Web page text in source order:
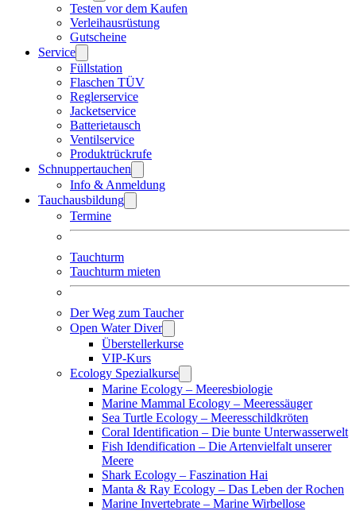
Testen vor dem Kaufen
Verleihausrüstung
Gutscheine
Service
Füllstation
Flaschen TÜV
Reglerservice
Jacketservice
Batterietausch
Ventilservice
Produktrückrufe
Schnuppertauchen
Info & Anmeldung
Tauchausbildung
Termine
Tauchturm
Tauchturm mieten
Der Weg zum Taucher
Open Water Diver
Überstellerkurse
VIP-Kurs
Ecology Spezialkurse
Marine Ecology – Meeresbiologie
Marine Mammal Ecology – Meeressäuger
Sea Turtle Ecology – Meeresschildkröten
Coral Identification – Die bunte Unterwasserwelt
Fish Idendification – Die Artenvielfalt unserer
Meere
Shark Ecology – Faszination Hai
Manta & Ray Ecology – Das Leben der Rochen
Marine Invertebrate – Marine Wirbellose